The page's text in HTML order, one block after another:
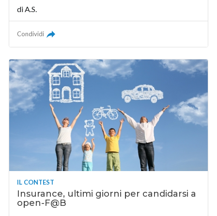
di A.S.
Condividi
IL CONTEST
Insurance, ultimi giorni per candidarsi a
open-F@B